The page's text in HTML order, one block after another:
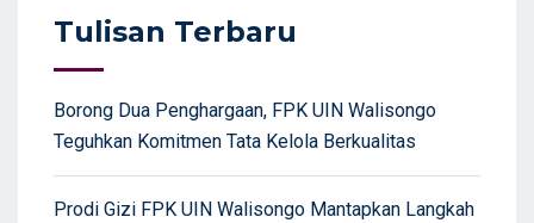
Tulisan Terbaru
Borong Dua Penghargaan, FPK UIN Walisongo
Teguhkan Komitmen Tata Kelola Berkualitas
Prodi Gizi FPK UIN Walisongo Mantapkan Langkah